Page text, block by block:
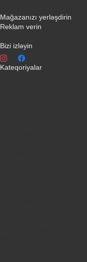
Mağazanızı yerləşdirin
Reklam verin
Bizi izləyin
Kateqoriyalar